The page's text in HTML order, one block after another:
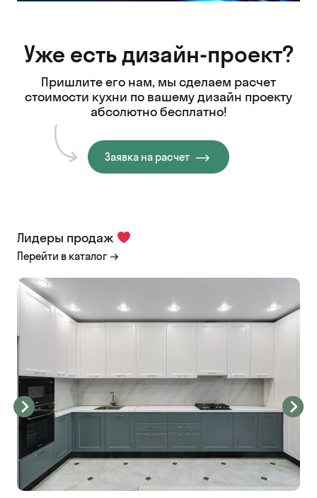
Уже есть дизайн-проект?
Пришлите его нам, мы сделаем расчет
стоимости кухни по вашему дизайн проекту
абсолютно бесплатно!
Заявка на расчет
Лидеры продаж
Перейти в каталог